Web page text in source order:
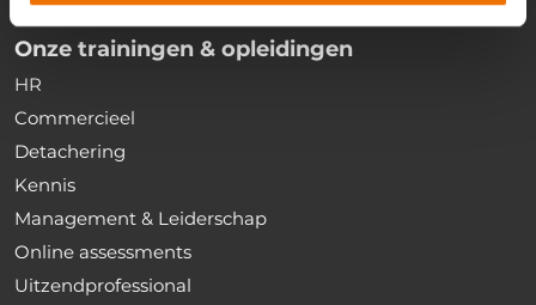
Onze trainingen & opleidingen
HR
Commercieel
Detachering
Kennis
Management & Leiderschap
Online assessments
Uitzendprofessional